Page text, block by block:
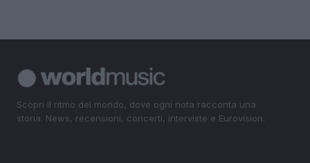
Scopri il ritmo del mondo, dove ogni nota racconta una
storia. News, recensioni, concerti, interviste e Eurovision.